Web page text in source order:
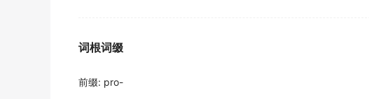
保健食品店在这个地区增加了.
In recent decades, the variety of religious beliefs
词根词缀
前缀: pro-